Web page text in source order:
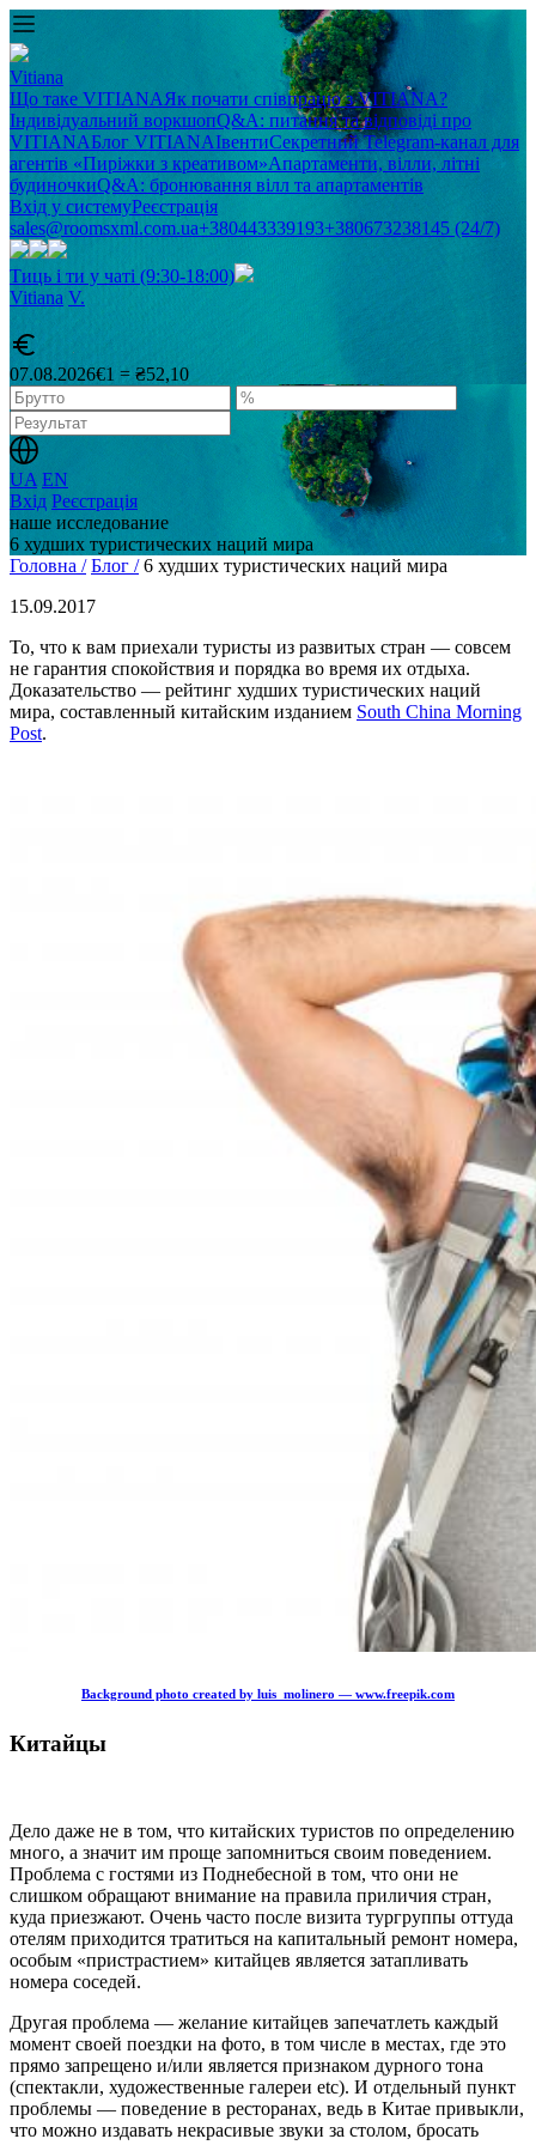
Vitiana
Що таке VITIANAЯк почати співпрацю з VITIANA?
Індивідуальний воркшопQ&A: питання та відповіді про
VITIANAБлог VITIANAІвентиСекретний Telegram-канал для
агентів «Пиріжки з креативом»Апартаменти, вілли, літні
будиночкиQ&A: бронювання вілл та апартаментів
Вхід у системуРеєстрація
sales@roomsxml.com.ua+380443339193+380673238145 (24/7)
Тиць і ти у чаті (9:30-18:00)
Vitiana V.
07.08.2026€1 = ₴52,10
UA EN
Вхід Реєстрація
наше исследование
6 худших туристических наций мира
Головна / Блог / 6 худших туристических наций мира
15.09.2017
То, что к вам приехали туристы из развитых стран — совсем
не гарантия спокойствия и порядка во время их отдыха.
Доказательство — рейтинг худших туристических наций
мира, составленный китайским изданием South China Morning
Post.
Background photo created by luis_molinero — www.freepik.com
Китайцы
Дело даже не в том, что китайских туристов по определению
много, а значит им проще запомниться своим поведением.
Проблема с гостями из Поднебесной в том, что они не
слишком обращают внимание на правила приличия стран,
куда приезжают. Очень часто после визита тургруппы оттуда
отелям приходится тратиться на капитальный ремонт номера,
особым «пристрастием» китайцев является затапливать
номера соседей.
Другая проблема — желание китайцев запечатлеть каждый
момент своей поездки на фото, в том числе в местах, где это
прямо запрещено и/или является признаком дурного тона
(спектакли, художественные галереи etc). И отдельный пункт
проблемы — поведение в ресторанах, ведь в Китае привыкли,
что можно издавать некрасивые звуки за столом, бросать